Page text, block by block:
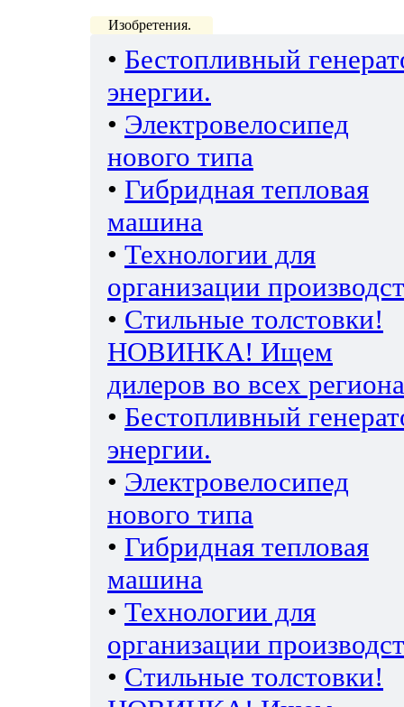
Изобретения.
• Бестопливный
энергии.
• Электровелосипед
нового типа
• Гибридная тепловая
машина
• Технологии для
организации
• Стильные толстовки!
НОВИНКА! Ищем
дилеров во всех
• Бестопливный
энергии.
• Электровелосипед
нового типа
• Гибридная тепловая
машина
• Технологии для
организации
• Стильные толстовки!